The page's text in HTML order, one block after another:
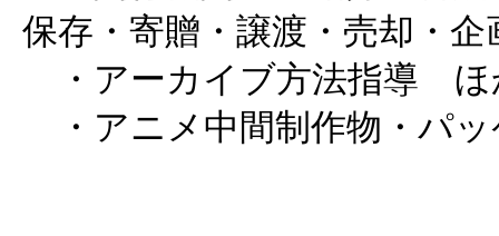
保存・寄贈・譲渡・売却・企
・アーカイブ方法指導 ほ
・アニメ中間制作物・パ